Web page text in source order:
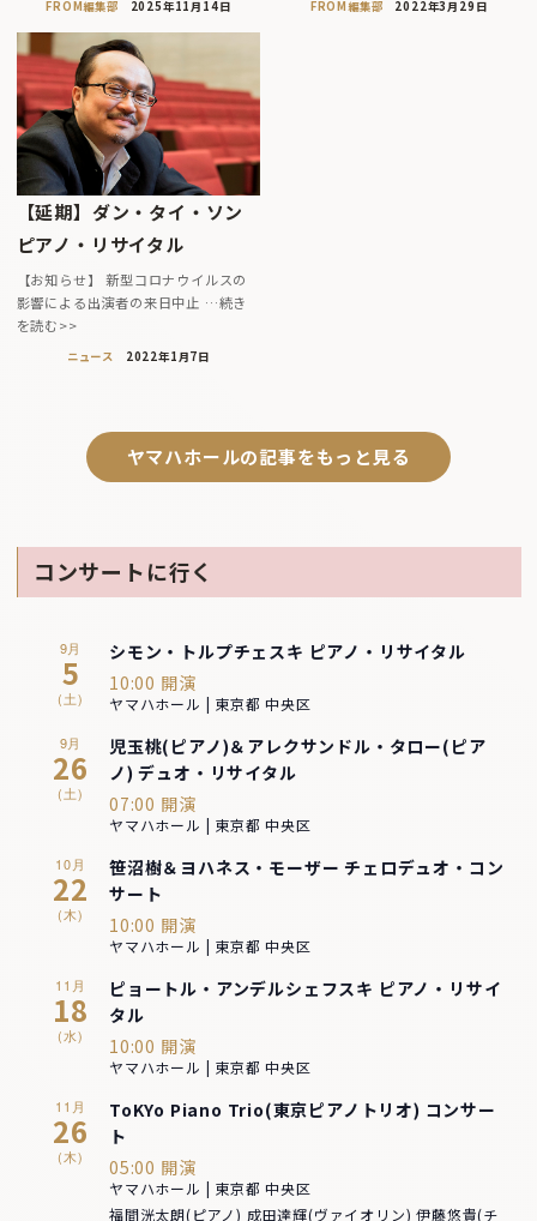
FROM編集部 2025年11月14日 FROM編集部 2022年3月29日
【延期】ダン・タイ・ソン
ピアノ・リサイタル
【お知らせ】 新型コロナウイルスの
影響による出演者の来日中止 …続き
を読む>>
ニュース 2022年1月7日
ヤマハホールの記事をもっと見る
コンサートに行く
9月
5
(土)
シモン・トルプチェスキ ピアノ・リサイタル
10:00 開演
ヤマハホール | 東京都 中央区
9月
26
(土)
児玉桃(ピアノ)＆アレクサンドル・タロー(ピア
ノ) デュオ・リサイタル
07:00 開演
ヤマハホール | 東京都 中央区
10月
22
(木)
笹沼樹＆ヨハネス・モーザー チェロデュオ・コン
サート
10:00 開演
ヤマハホール | 東京都 中央区
11月
18
(水)
ピョートル・アンデルシェフスキ ピアノ・リサイ
タル
10:00 開演
ヤマハホール | 東京都 中央区
11月
26
(木)
ToKYo Piano Trio(東京ピアノトリオ) コンサー
ト
05:00 開演
ヤマハホール | 東京都 中央区
福間洸太朗(ピアノ) 成田達輝(ヴァイオリン) 伊藤悠貴(チ